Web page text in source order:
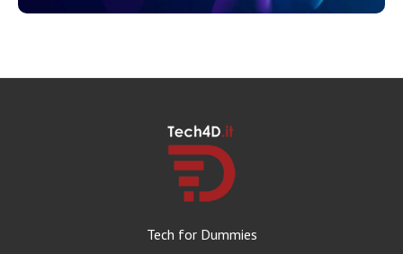
Tech for Dummies